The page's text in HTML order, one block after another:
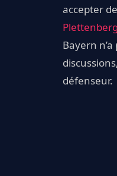
accepter
Plettenberg
Bayern
défenseur.